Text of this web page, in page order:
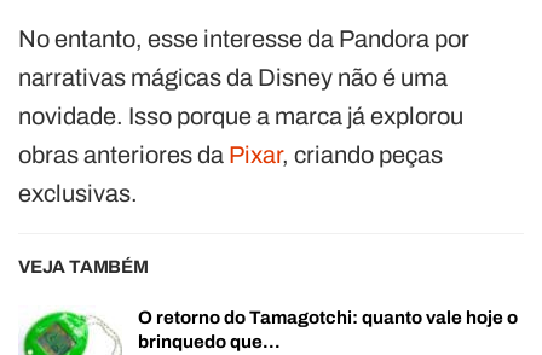
No entanto, esse interesse da Pandora por
narrativas mágicas da Disney não é uma
novidade. Isso porque a marca já explorou
obras anteriores da Pixar, criando peças
exclusivas.
VEJA TAMBÉM
O retorno do Tamagotchi: quanto vale hoje o
brinquedo que…